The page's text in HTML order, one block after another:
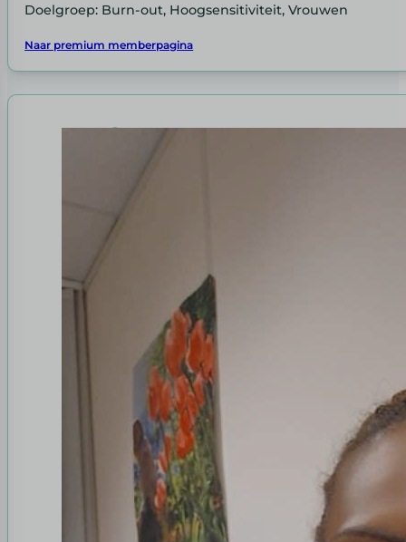
Doelgroep: Burn-out, Hoogsensitiviteit, Vrouwen
Naar premium memberpagina